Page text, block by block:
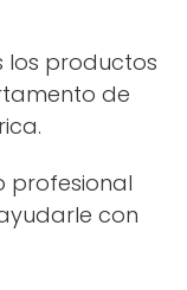
los productos
de
profesional
con